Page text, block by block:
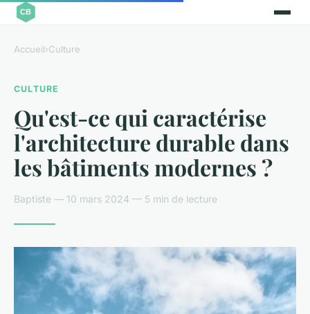
Accueil›Culture
CULTURE
Qu'est-ce qui caractérise
l'architecture durable dans
les bâtiments modernes ?
Baptiste — 10 mars 2024 — 5 min de lecture